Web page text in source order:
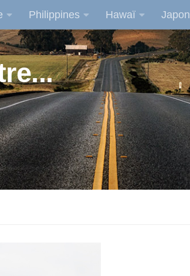
Philippines Hawaï Japon